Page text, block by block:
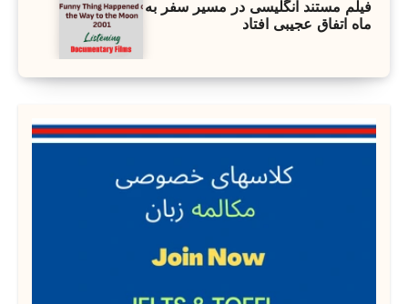
فیلم مستند انگلیسی در مسیر سفر به
ماه اتفاق عجیبی افتاد